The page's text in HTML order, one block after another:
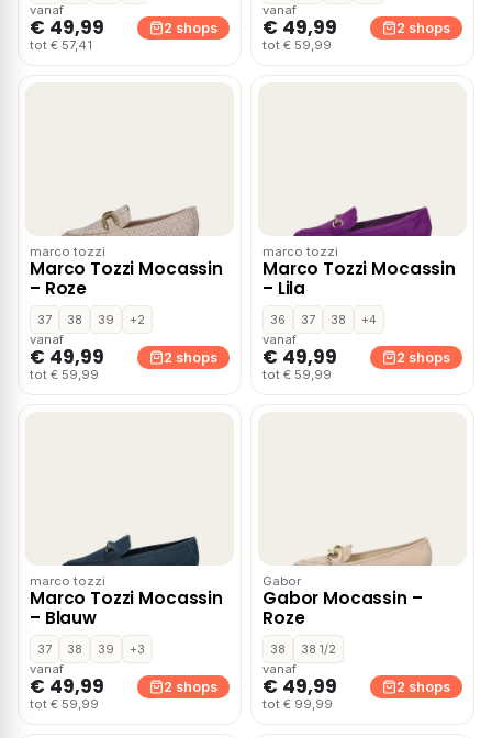
vanaf
€ 49,99
tot € 57,41
2 shops
vanaf
€ 49,99
tot € 59,99
2 shops
marco tozzi
Marco Tozzi Mocassin
– Roze
37 38 39
+2
vanaf
€ 49,99
tot € 59,99
2 shops
marco tozzi
Marco Tozzi Mocassin
– Lila
36 37 38
+4
vanaf
€ 49,99
tot € 59,99
2 shops
marco tozzi
Marco Tozzi Mocassin
– Blauw
37 38 39
+3
vanaf
€ 49,99
tot € 59,99
2 shops
Gabor
Gabor Mocassin –
Roze
38
38 1/2
vanaf
€ 49,99
tot € 99,99
2 shops